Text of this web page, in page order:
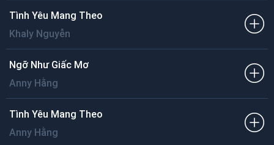
Tình Yêu Mang Theo
Khaly Nguyễn
Ngỡ Như Giấc Mơ
Anny Hằng
Tình Yêu Mang Theo
Anny Hằng